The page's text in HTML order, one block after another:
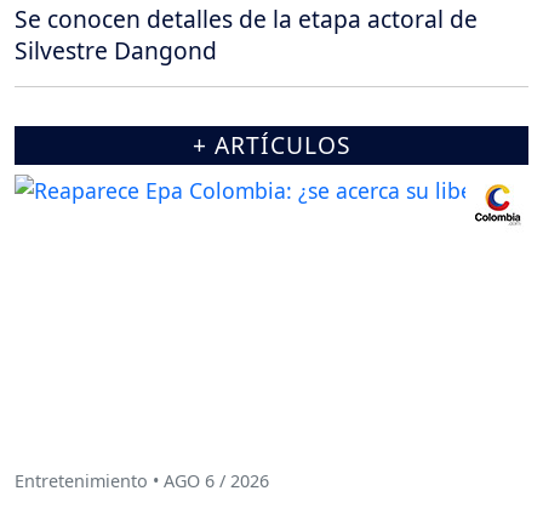
Se conocen detalles de la etapa actoral de
Silvestre Dangond
+ ARTÍCULOS
Entretenimiento • AGO 6 / 2026